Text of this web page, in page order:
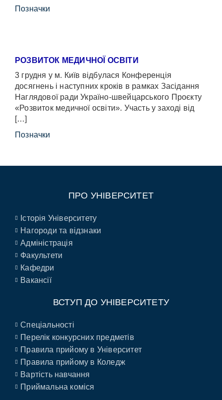
Позначки
РОЗВИТОК МЕДИЧНОЇ ОСВІТИ
3 грудня у м. Київ відбулася Конференція
досягнень і наступних кроків в рамках Засідання
Наглядової ради Україно-швейцарського Проєкту
«Розвиток медичної освіти». Участь у заході від
[…]
Позначки
ПРО УНІВЕРСИТЕТ
Історія Університету
Нагороди та відзнаки
Адміністрація
Факультети
Кафедри
Вакансії
ВСТУП ДО УНІВЕРСИТЕТУ
Спеціальності
Перелік конкурсних предметів
Правила прийому в Університет
Правила прийому в Коледж
Вартість навчання
Приймальна коміся